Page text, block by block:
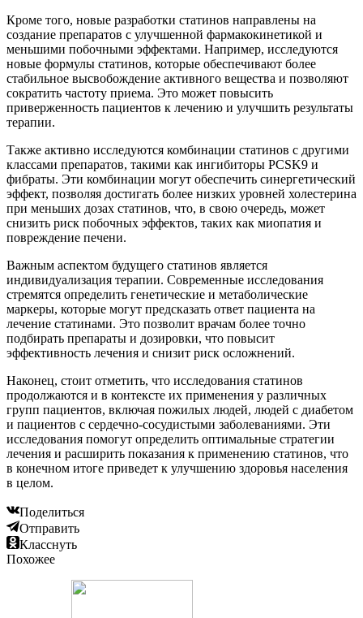
Кроме того, новые разработки статинов направлены на
создание препаратов с улучшенной фармакокинетикой и
меньшими побочными эффектами. Например, исследуются
новые формулы статинов, которые обеспечивают более
стабильное высвобождение активного вещества и позволяют
сократить частоту приема. Это может повысить
приверженность пациентов к лечению и улучшить результаты
терапии.
Также активно исследуются комбинации статинов с другими
классами препаратов, такими как ингибиторы PCSK9 и
фибраты. Эти комбинации могут обеспечить синергетический
эффект, позволяя достигать более низких уровней холестерина
при меньших дозах статинов, что, в свою очередь, может
снизить риск побочных эффектов, таких как миопатия и
повреждение печени.
Важным аспектом будущего статинов является
индивидуализация терапии. Современные исследования
стремятся определить генетические и метаболические
маркеры, которые могут предсказать ответ пациента на
лечение статинами. Это позволит врачам более точно
подбирать препараты и дозировки, что повысит
эффективность лечения и снизит риск осложнений.
Наконец, стоит отметить, что исследования статинов
продолжаются и в контексте их применения у различных
групп пациентов, включая пожилых людей, людей с диабетом
и пациентов с сердечно-сосудистыми заболеваниями. Эти
исследования помогут определить оптимальные стратегии
лечения и расширить показания к применению статинов, что
в конечном итоге приведет к улучшению здоровья населения
в целом.
Поделиться
Отправить
Класснуть
Похожее